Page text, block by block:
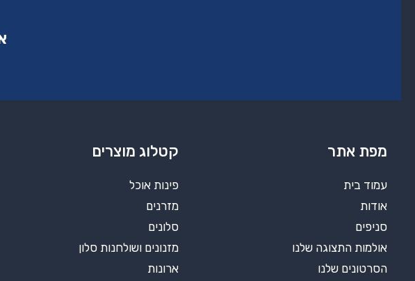
מפת אתר
עמוד בית
אודות
סניפים
אולמות התצוגה שלנו
הסרטונים שלנו
קטלוג מוצרים
פינות אוכל
מזרנים
סלונים
מזנונים ושולחנות סלון
ארונות